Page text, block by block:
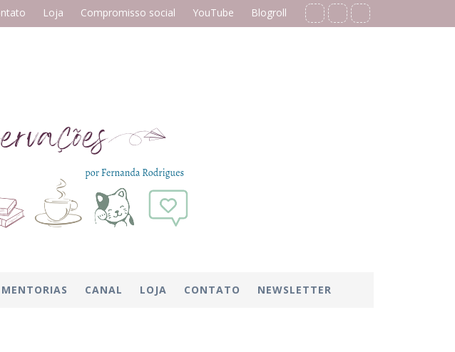
Loja Compromisso social YouTube Blogroll
CANAL LOJA CONTATO NEWSLETTER